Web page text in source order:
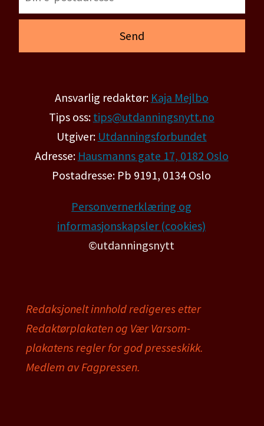
Ansvarlig redaktør: Kaja Mejlbo
Tips oss: tips@utdanningsnytt.no
Utgiver: Utdanningsforbundet
Adresse: Hausmanns gate 17, 0182 Oslo
Postadresse: Pb 9191, 0134 Oslo
Personvernerklæring og
informasjonskapsler (cookies)
©utdanningsnytt
Redaksjonelt innhold redigeres etter
Redaktørplakaten og Vær Varsom-
plakatens regler for god presseskikk.
Medlem av Fagpressen.